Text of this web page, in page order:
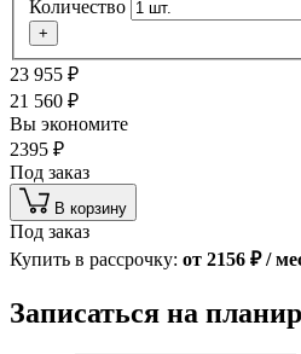
Количество
+
23 955 ₽
21 560 ₽
Вы экономите
2395 ₽
Под заказ
В корзину
Под заказ
Купить в рассрочку: от 2156 ₽/
Записаться на